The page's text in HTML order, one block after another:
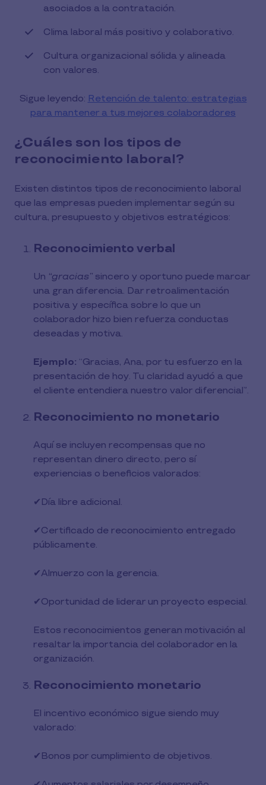
asociados a la contratación.
Clima laboral más positivo y colaborativo.
Cultura organizacional sólida y alineada
con valores.
Sigue leyendo: Retención de talento: estrategias
para mantener a tus mejores colaboradores
¿Cuáles son los tipos de
reconocimiento laboral?
Existen distintos tipos de reconocimiento laboral
que las empresas pueden implementar según su
cultura, presupuesto y objetivos estratégicos:
Reconocimiento verbal
Un “gracias” sincero y oportuno puede marcar
una gran diferencia. Dar retroalimentación
positiva y específica sobre lo que un
colaborador hizo bien refuerza conductas
deseadas y motiva.
Ejemplo: “Gracias, Ana, por tu esfuerzo en la
presentación de hoy. Tu claridad ayudó a que
el cliente entendiera nuestro valor diferencial”.
Reconocimiento no monetario
Aquí se incluyen recompensas que no
representan dinero directo, pero sí
experiencias o beneficios valorados:
✔︎Día libre adicional.
✔︎Certificado de reconocimiento entregado
públicamente.
✔︎Almuerzo con la gerencia.
✔︎Oportunidad de liderar un proyecto especial.
Estos reconocimientos generan motivación al
resaltar la importancia del colaborador en la
organización.
Reconocimiento monetario
El incentivo económico sigue siendo muy
valorado:
✔︎Bonos por cumplimiento de objetivos.